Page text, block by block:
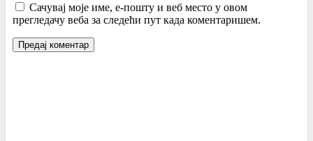
Сачувај моје име, е-пошту и веб место у овом
прегледачу веба за следећи пут када коментаришем.